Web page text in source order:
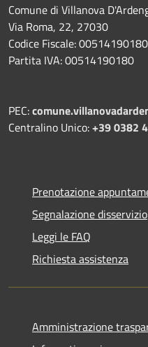
Comune di Villanova
Via Roma, 22, 27030
Codice Fiscale: 00514190180
Partita IVA: 00514190180
PEC:
Centralino Unico:+39 0382
Prenotazione
Segnalazione disservizio
Leggi le FAQ
Richiesta assistenza
Amministrazione